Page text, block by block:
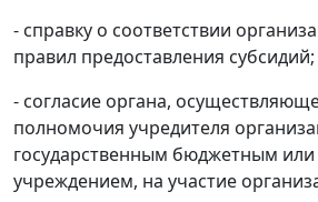
- справку о соответствии
правил предоставления субсидий;
- согласие органа,
полномочия учредителя
государственным бюджетным
учреждением, на участие